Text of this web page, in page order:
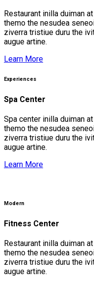
Restaurant inilla duiman
themo the nesudea
ziverra tristiue duru the
augue artine.
Learn More
Experiences
Spa Center
Spa center inilla duiman
themo the nesudea
ziverra tristiue duru the
augue artine.
Learn More
Modern
Fitness Center
Restaurant inilla duiman
themo the nesudea
ziverra tristiue duru the
augue artine.